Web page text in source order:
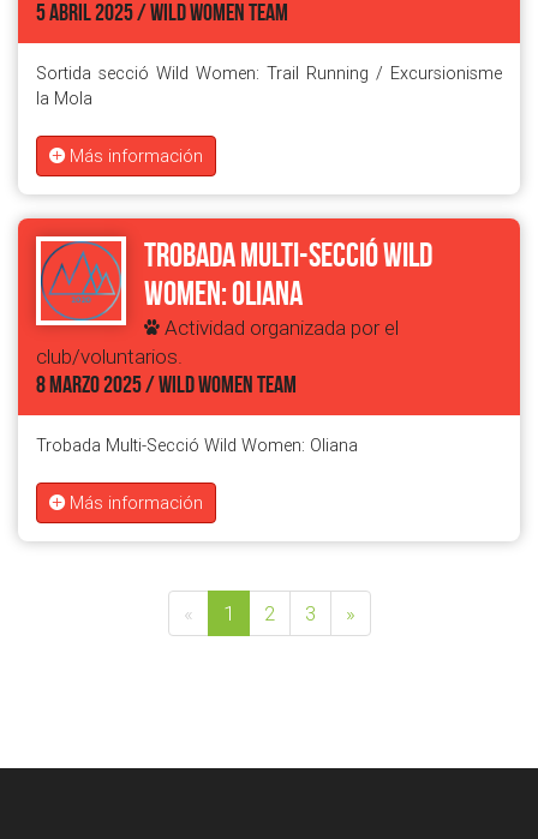
5 ABRIL 2025 / WILD WOMEN TEAM
Sortida secció Wild Women: Trail Running / Excursionisme
la Mola
Más información
Trobada Multi-Secció Wild
Women: Oliana
Actividad organizada por el
club/voluntarios.
8 MARZO 2025 / WILD WOMEN TEAM
Trobada Multi-Secció Wild Women: Oliana
Más información
« 1 2 3 »